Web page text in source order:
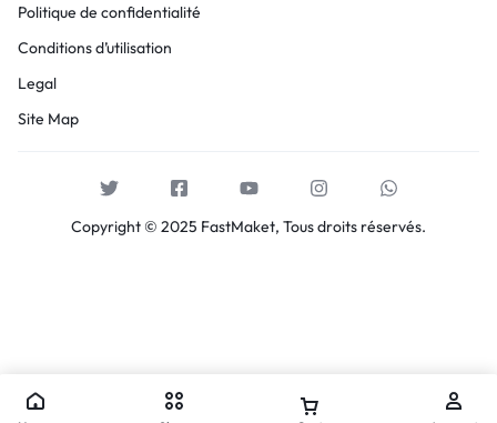
Politique de confidentialité
Conditions d’utilisation
Legal
Site Map
Copyright © 2025 FastMaket, Tous droits réservés.